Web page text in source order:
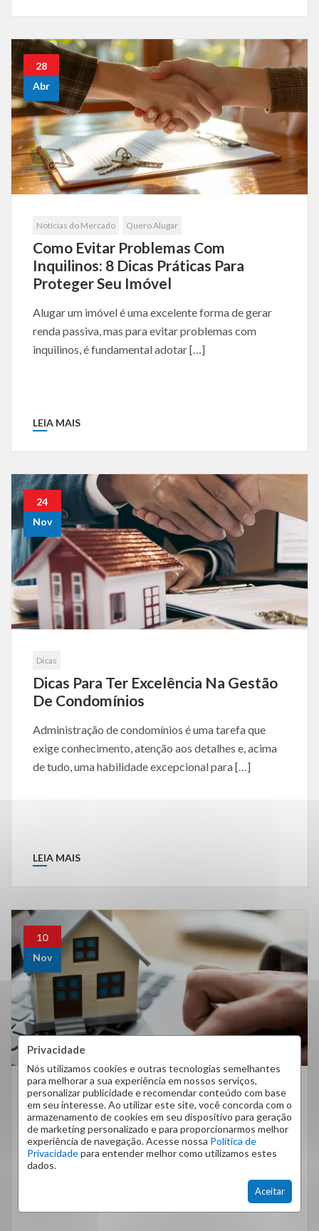
Privacidade
Nós utilizamos cookies e outras tecnologias semelhantes
para melhorar a sua experiência em nossos serviços,
personalizar publicidade e recomendar conteúdo com base
em seu interesse. Ao utilizar este site, você concorda com o
armazenamento de cookies em seu dispositivo para geração
de marketing personalizado e para proporcionarmos melhor
experiência de navegação. Acesse nossa Política de
Privacidadepara entender melhor como utilizamos estes
dados.
Aceitar
28
Abr
Notícias do Mercado Quero Alugar
Como Evitar Problemas Com
Inquilinos: 8 Dicas Práticas Para
Proteger Seu Imóvel
Alugar um imóvel é uma excelente forma de gerar
renda passiva, mas para evitar problemas com
inquilinos, é fundamental adotar […]
LEIA MAIS
24
Nov
Dicas
Dicas Para Ter Excelência Na Gestão
De Condomínios
Administração de condomínios é uma tarefa que
exige conhecimento, atenção aos detalhes e, acima
de tudo, uma habilidade excepcional para […]
LEIA MAIS
10
Nov
Dicas
Como Estão As Vendas De Imóveis
Em 2023?
Como estão as vendas de imóveis no ano de 2023?